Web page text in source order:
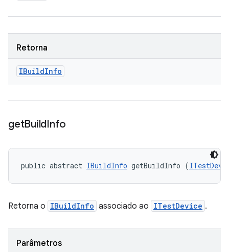
Retorna
IBuildInfo
getBuildInfo
public abstract IBuildInfo getBuildInfo (
Retorna o IBuildInfo associado ao ITestDevice .
Parâmetros